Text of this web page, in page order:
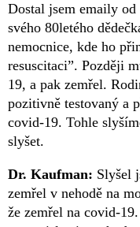
Dostal jsem emaily
svého 80letého
nemocnice, kde ho
resuscitaci”. Později
19, a pak zemřel.
pozitivně testovaný a
covid-19. Tohle
slyšet.
Dr. Kaufman: Slyšel
zemřel v nehodě na
že zemřel na covid-